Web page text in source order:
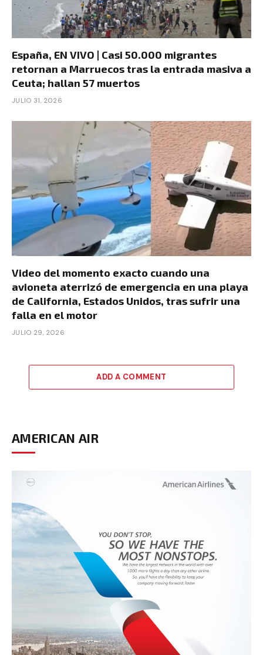
España, EN VIVO | Casi 50.000 migrantes
retornan a Marruecos tras la entrada masiva a
Ceuta; hallan 57 muertos
JULIO 31, 2026
Video del momento exacto cuando una
avioneta aterrizó de emergencia en una playa
de California, Estados Unidos, tras sufrir una
falla en el motor
JULIO 29, 2026
ADD A COMMENT
AMERICAN AIR